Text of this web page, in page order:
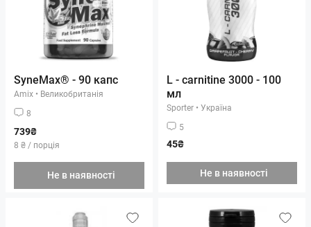
SyneMax® - 90 капс
Amix • Великобританія
8
739₴
8 ₴ / порція
Не в наявності
L - carnitine 3000 - 100
мл
Sporter • Україна
5
45₴
Не в наявності